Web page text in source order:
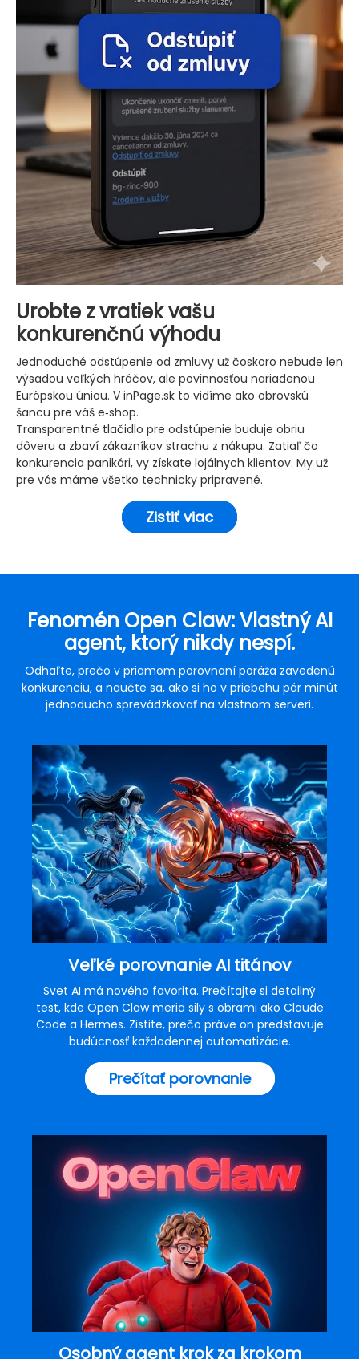
Urobte z vratiek vašu
konkurenčnú výhodu
Jednoduché odstúpenie od zmluvy už čoskoro nebude len
výsadou veľkých hráčov, ale povinnosťou nariadenou
Európskou úniou. V inPage.sk to vidíme ako obrovskú
šancu pre váš e‑shop.
Transparentné tlačidlo pre odstúpenie buduje obriu
dôveru a zbaví zákazníkov strachu z nákupu. Zatiaľ čo
konkurencia panikári, vy získate lojálnych klientov. My už
pre vás máme všetko technicky pripravené.
Zistiť viac
Fenomén Open Claw: Vlastný AI
agent, ktorý nikdy nespí.
Odhaľte, prečo v priamom porovnaní poráža zavedenú
konkurenciu, a naučte sa, ako si ho v priebehu pár minút
jednoducho sprevádzkovať na vlastnom serveri.
Veľké porovnanie AI titánov
Svet AI má nového favorita. Prečítajte si detailný
test, kde Open Claw meria sily s obrami ako Claude
Code a Hermes. Zistite, prečo práve on predstavuje
budúcnosť každodennej automatizácie.
Prečítať porovnanie
Osobný agent krok za krokom